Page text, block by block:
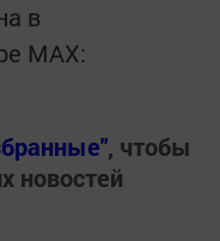
в
MАХ:
, чтобы
новостей